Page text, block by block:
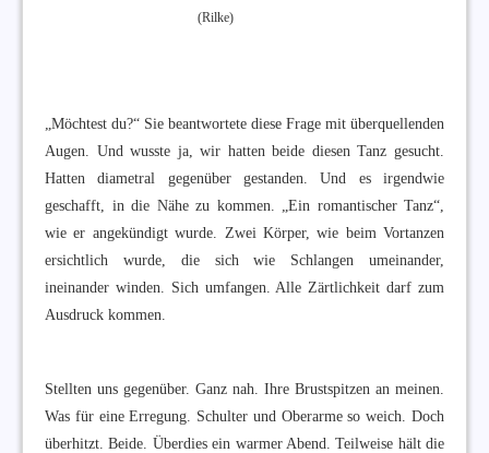
(Rilke)
„Möchtest du?“ Sie beantwortete diese Frage mit überquellenden
Augen. Und wusste ja, wir hatten beide diesen Tanz gesucht.
Hatten diametral gegenüber gestanden. Und es irgendwie
geschafft, in die Nähe zu kommen. „Ein romantischer Tanz“,
wie er angekündigt wurde. Zwei Körper, wie beim Vortanzen
ersichtlich wurde, die sich wie Schlangen umeinander,
ineinander winden. Sich umfangen. Alle Zärtlichkeit darf zum
Ausdruck kommen.
Stellten uns gegenüber. Ganz nah. Ihre Brustspitzen an meinen.
Was für eine Erregung. Schulter und Oberarme so weich. Doch
überhitzt. Beide. Überdies ein warmer Abend. Teilweise hält die